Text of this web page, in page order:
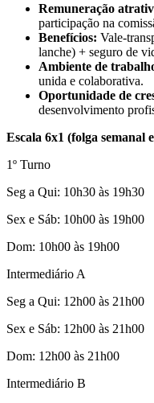
Remuneração
participação na
Benefícios: Vale-
lanche) + seguro de
Ambiente de
unida e colaborativa.
Oportunidade de
desenvolvimento
Escala 6x1 (folga semanal
1º Turno
Seg a Qui: 10h30 às 19h30
Sex e Sáb: 10h00 às 19h00
Dom: 10h00 às 19h00
Intermediário A
Seg a Qui: 12h00 às 21h00
Sex e Sáb: 12h00 às 21h00
Dom: 12h00 às 21h00
Intermediário B